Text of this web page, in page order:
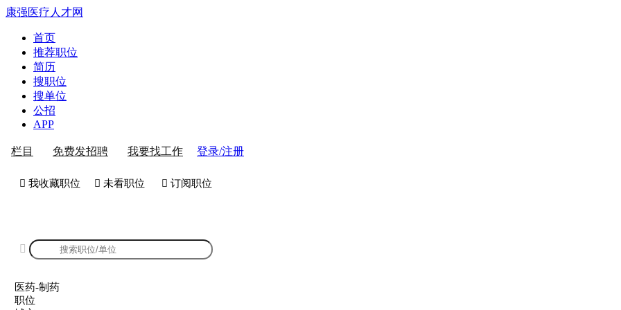
康强医疗人才网
首页
推荐职位
简历
搜职位
搜单位
公招
APP
栏目 免费发招聘 我要找工作 登录/注册
 我收藏职位  未看职位  订阅职位

医药-制药
职位